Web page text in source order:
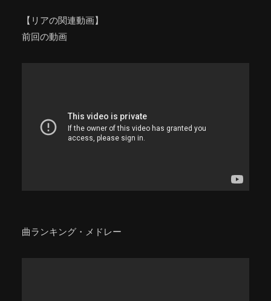
【リアの関連動画】
前回の動画
曲ランキング・メドレー